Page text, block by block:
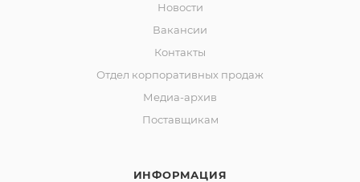
Новости
Вакансии
Контакты
Отдел корпоративных продаж
Медиа-архив
Поставщикам
ИНФОРМАЦИЯ